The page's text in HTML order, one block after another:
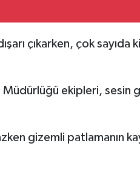
çıkarken, çok sayıda
ekipleri, sesin
gizemli patlamanın